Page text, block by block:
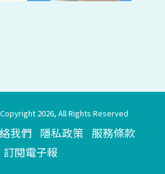
2026, All Rights Reserved
我們 隱私政策 服務條款
訂閱電子報